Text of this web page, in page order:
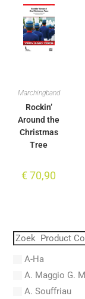
Marchingband
Rockin’
Around the
Christmas
Tree
€70,90
A-Ha
A. Maggio G.
A. Souffriau